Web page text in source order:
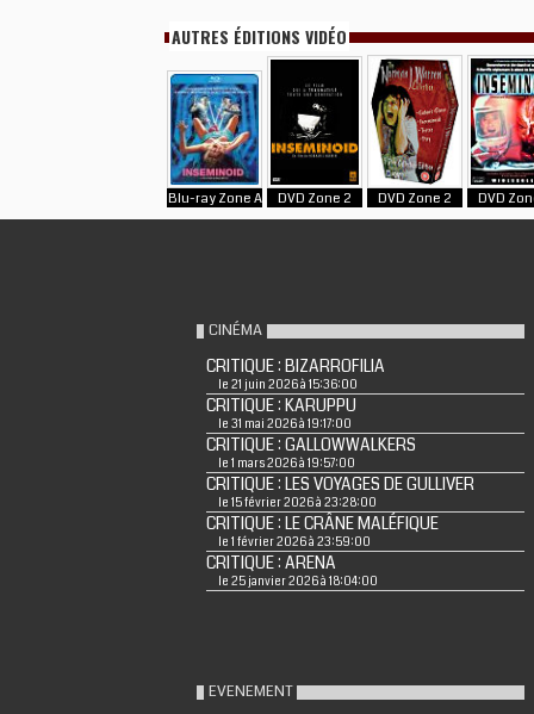
AUTRES ÉDITIONS VIDÉO
Blu-ray Zone A DVD Zone 2 DVD Zone 2 DVD
CINÉMA
CRITIQUE : BIZARROFILIA
le 21 juin 2026 à 15:36:00
CRITIQUE : KARUPPU
le 31 mai 2026 à 19:17:00
CRITIQUE : GALLOWWALKERS
le 1 mars 2026 à 19:57:00
CRITIQUE : LES VOYAGES DE GULLIVER
le 15 février 2026 à 23:28:00
CRITIQUE : LE CRÂNE MALÉFIQUE
le 1 février 2026 à 23:59:00
CRITIQUE : ARENA
le 25 janvier 2026 à 18:04:00
EVENEMENT